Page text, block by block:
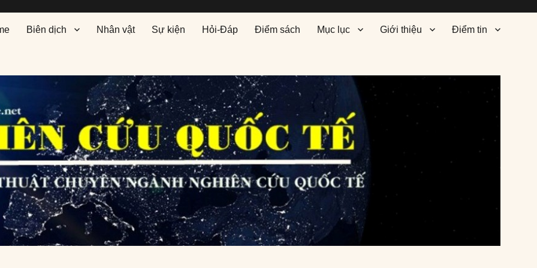
Biên dịch Nhân vật Sự kiện Hỏi-Đáp Điểm sách Mục lục Giới thiệu Điểm tin